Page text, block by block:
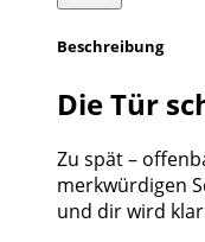
Beschreibung
Die Tür
Zu spät –
merkwürdigen
und dir wird